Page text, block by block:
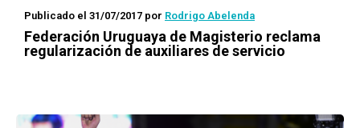
Publicado el 31/07/2017 por Rodrigo Abelenda
Federación Uruguaya de Magisterio reclama
regularización de auxiliares de servicio